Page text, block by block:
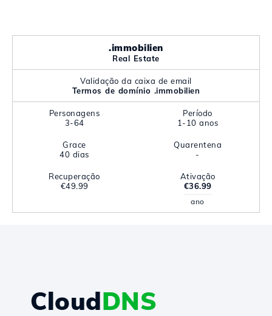
.immobilien
Real Estate
Validação da caixa de email
Termos de domínio .immobilien
Personagens
3-64
Período
1-10 anos
Grace
40 dias
Quarentena
-
Recuperação
€49.99
Ativação
€36.99
ano
CloudDNS